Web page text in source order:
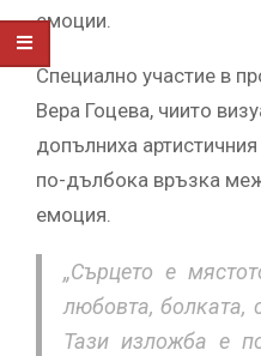
емоции.
Специално участие в
Вера Гоцева, чиито
допълниха
по-дълбока връзка
емоция.
„Сърцето е
любовта, болката,
Тази изложба е